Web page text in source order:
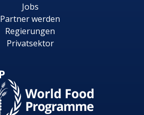
Jobs
Partner werden
Regierungen
Privatsektor